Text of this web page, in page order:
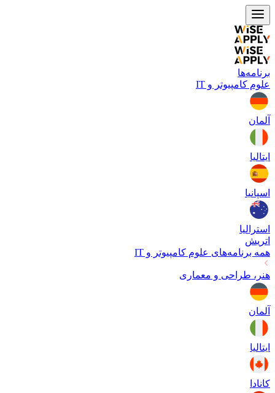
برنامه‌ها
علوم کامپیوتر و IT
آلمان
ایتالیا
اسپانیا
استرالیا
اتریش
همه برنامه‌های علوم کامپیوتر و IT
هنر، طراحی و معماری
آلمان
ایتالیا
کانادا